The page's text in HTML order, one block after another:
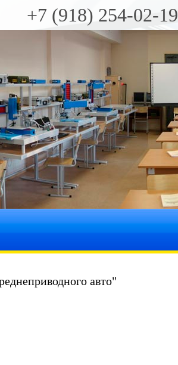
+7 (918) 254-02-19
авто"